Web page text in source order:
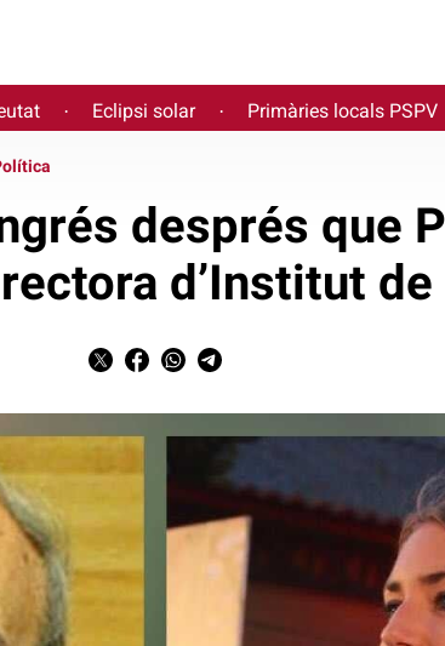
· Eclipsi solar · Primàries locals PSPV
després que
d’Institut de